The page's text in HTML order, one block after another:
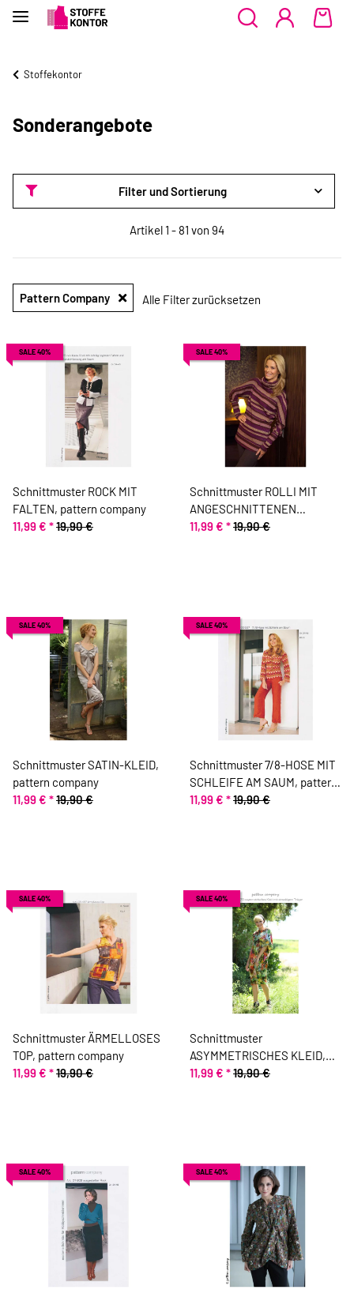
Stoffekontor
Sonderangebote
Filter und Sortierung
Artikel 1 - 81 von 94
Pattern Company Alle Filter zurücksetzen
SALE 40%
Schnittmuster ROCK MIT
FALTEN, pattern company
11,99 € *19,90 €
SALE 40%
Schnittmuster ROLLI MIT
ANGESCHNITTENEN
ÄRMELN, pattern company
11,99 € *19,90 €
SALE 40%
Schnittmuster SATIN-KLEID,
pattern company
11,99 € *19,90 €
SALE 40%
Schnittmuster 7/8-HOSE MIT
SCHLEIFE AM SAUM, pattern
company
11,99 € *19,90 €
SALE 40%
Schnittmuster ÄRMELLOSES
TOP, pattern company
11,99 € *19,90 €
SALE 40%
Schnittmuster
ASYMMETRISCHES KLEID,
pattern company
11,99 € *19,90 €
SALE 40% SALE 40%